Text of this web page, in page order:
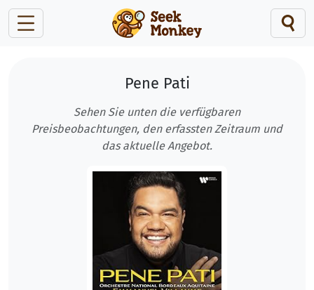
Pene Pati
Sehen Sie unten die verfügbaren
Preisbeobachtungen, den erfassten Zeitraum und
das aktuelle Angebot.